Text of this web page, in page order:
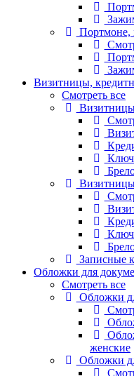
Портмоне,
Визитницы,
Смотреть все
Записные
Обложки для
Смотреть все
Обложки
женские
Обложки